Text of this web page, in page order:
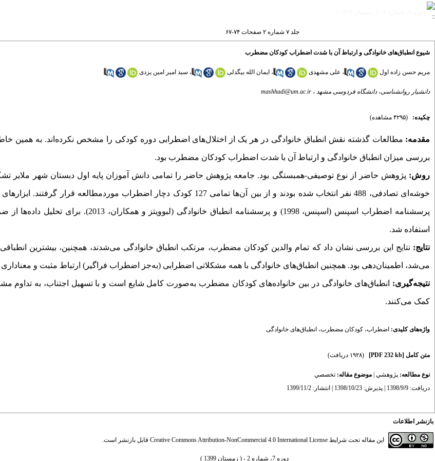
جلد ۷ شماره ۲ صفحات ۷۴-۶۷
شیوع انطباق‌های خانوادگی و ارتباط آن با شدت اضطراب کودکان مضطرب
مریم حسن زاده اول ، علی مشهدی ، ایمان الله بیگدلی ، سید امیر امین یزدی
دانشیار روانشناسی، دانشگاه فردوسی مشهد ، mashhadi@um.ac.ir
چکیده: (۴۲۹۵ مشاهده)
مقدمه: مطالعات گذشته نقش انطباق خانوادگی در هر یک از اختلال‌های اضطرابی دوره کودکی را مشخص نکرده‌اند. به همین
بررسی میزان انطباق خانوادگی و ارتباط آن با شدت اضطراب کودکان مضطرب بود.
روش: پژوهش حاضر از نوع توصیفی-همبستگی بود. جامعه پژوهش حاضر را تمامی دانش آموزان پایه اول دبستان شهر ملایر
خوشه‌ای تصادفی، 488 نفر انتخاب شده بودند و از بین آن‌ها تمامی 127 کودک دچار اضطراب موردمطالعه
پرسشنامه اضطراب اسپنس (اسپنس، 1998) و پرسشنامه انطباق خانوادگی
استفاده شد.
نتایج: نتایج این بررسی نشان داد که تمام والدین کودکان مضطرب، مرتکب انطباق خانوادگی می‌شدند، همچنین، بیشترین
می‌شد، اطمینان‌دهی بود. همچنین انطباق‌های خانوادگی با همه مشکلاتی اضطرابی (به‌جز اضطراب فراگیر) ارتباط مثبت و معناداری
نتیجه‌گیری: انطباق‌های خانوادگی در بین خانواده‌های کودکان مضطرب به‌صورت کامل شایع است و با تسهیل اجتناب، به تداوم
کمک می‌کنند.
واژه‌های کلیدی: اضطراب، کودکان مضطرب، انطباق‌های خانوادگی
متن کامل [PDF 232 kb] (۱۹۲۸ دریافت)
نوع مطالعه: پژوهشي موضوع مقاله: تخصصي
دریافت: 1398/9/9 | پذیرش: 1398/10/23 | انتشار: 1399/11/2
بازنشر اطلاعات
این مقاله تحت شرایط Creative Commons Attribution-NonCommercial 4.0 International License قابل بازنشر است.
دوره 7، شماره 2 - ( زمستان 1399 )